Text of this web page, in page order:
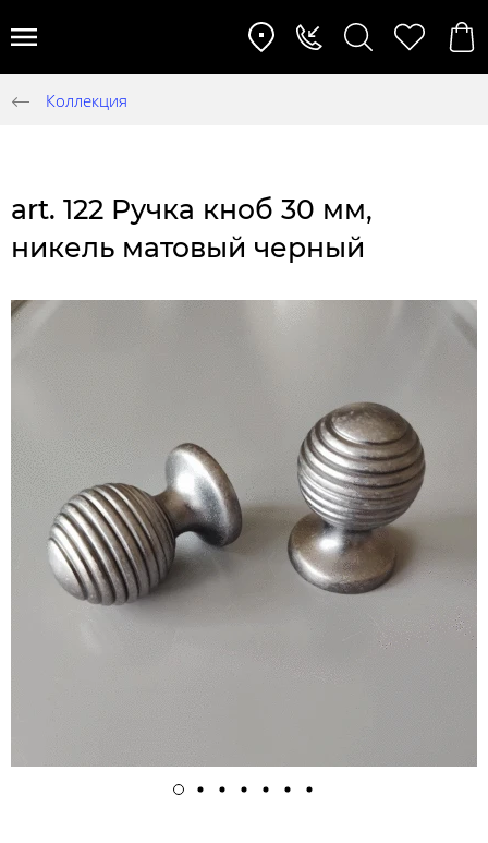
Коллекция
art. 122 Ручка кноб 30 мм,
никель матовый черный